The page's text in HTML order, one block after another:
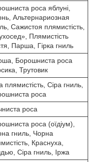
роса яблуні,
Альтернариозная
Сажистоя плямистість,
Плямистість
Парша, Гірка гниль
Борошниста роса
Трутовик
плямистість, Сіра гниль,
роса
роса
роса (оїдіум),
гниль, Чорна
Краснуха,
Сіра гниль, Іржа